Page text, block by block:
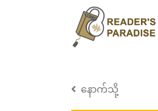
နောက်သို့